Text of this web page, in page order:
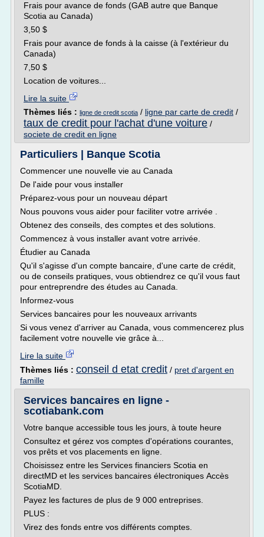
Frais pour avance de fonds (GAB autre que Banque
Scotia au Canada)
3,50 $
Frais pour avance de fonds à la caisse (à l'extérieur du
Canada)
7,50 $
Location de voitures...
Lire la suite
Thèmes liés : ligne de credit scotia / ligne par carte de credit /
taux de credit pour l'achat d'une voiture /
societe de credit en ligne
Particuliers | Banque Scotia
Commencer une nouvelle vie au Canada
De l'aide pour vous installer
Préparez-vous pour un nouveau départ
Nous pouvons vous aider pour faciliter votre arrivée .
Obtenez des conseils, des comptes et des solutions.
Commencez à vous installer avant votre arrivée.
Étudier au Canada
Qu'il s'agisse d'un compte bancaire, d'une carte de crédit,
ou de conseils pratiques, vous obtiendrez ce qu'il vous faut
pour entreprendre des études au Canada.
Informez-vous
Services bancaires pour les nouveaux arrivants
Si vous venez d'arriver au Canada, vous commencerez plus
facilement votre nouvelle vie grâce à...
Lire la suite
Thèmes liés : conseil d etat credit / pret d'argent en
famille
Services bancaires en ligne -
scotiabank.com
Votre banque accessible tous les jours, à toute heure
Consultez et gérez vos comptes d'opérations courantes,
vos prêts et vos placements en ligne.
Choisissez entre les Services financiers Scotia en
directMD et les services bancaires électroniques Accès
ScotiaMD.
Payez les factures de plus de 9 000 entreprises.
PLUS :
Virez des fonds entre vos différents comptes.